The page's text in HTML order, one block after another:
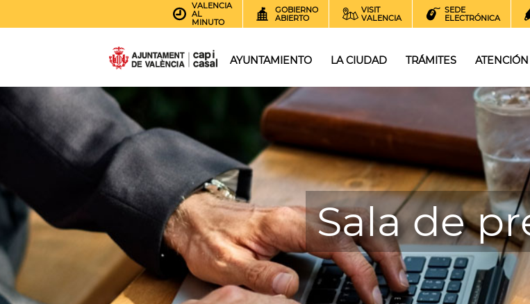
VALENCIA
AL
MINUTO
GOBIERNO
ABIERTO
VISIT
VALENCIA
SEDE
ELECTRÓNICA
AYUNTAMIENTO LA CIUDAD TRÁMITES
Sala de